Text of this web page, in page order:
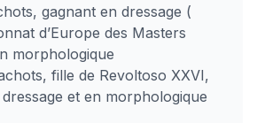
gagnant en dressage (
d’Europe des Masters
morphologique
fille de Revoltoso XXVI,
et en morphologique